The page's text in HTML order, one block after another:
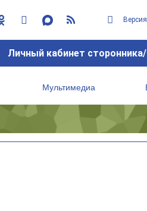
Личный кабинет
Мультимедиа